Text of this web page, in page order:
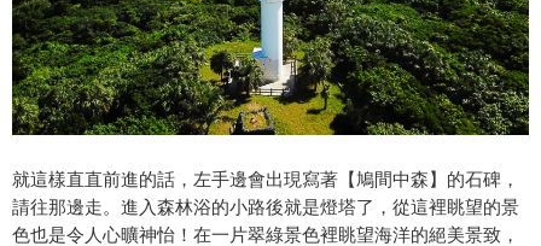
就這樣直直前進的話，左手邊會出現寫著【鳩間中森】的石碑，
請往那邊走。進入森林浴的小路後就是燈塔了，從這裡眺望的景
色也是令人心曠神怡！在一片翠綠景色裡眺望海洋的絕美景致，